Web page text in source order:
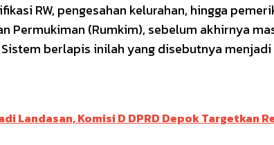
RW, pengesahan kelurahan, hingga
Permukiman (Rumkim), sebelum akhirnya
berlapis inilah yang disebutnya
Landasan, Komisi D DPRD Depok Targetkan